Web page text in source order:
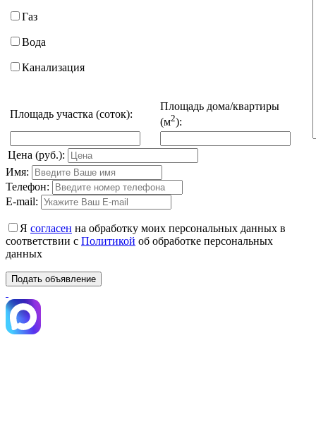
Газ
Вода
Канализация
Площадь участка (соток):
Площадь дома/квартиры
(м2):
Цена (руб.):
Имя:
Телефон:
E-mail:
Я согласен на обработку моих персональных данных в
соответствии с Политикой об обработке персональных
данных